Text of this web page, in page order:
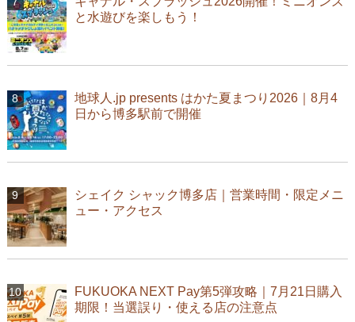
と水遊びを楽しもう！
地球人.jp presents はかた夏まつり2026｜8月4
日から博多駅前で開催
シェイク シャック博多店｜営業時間・限定メニ
ュー・アクセス
FUKUOKA NEXT Pay第5弾攻略｜7月21日購入
期限！当選誤り・使える店の注意点